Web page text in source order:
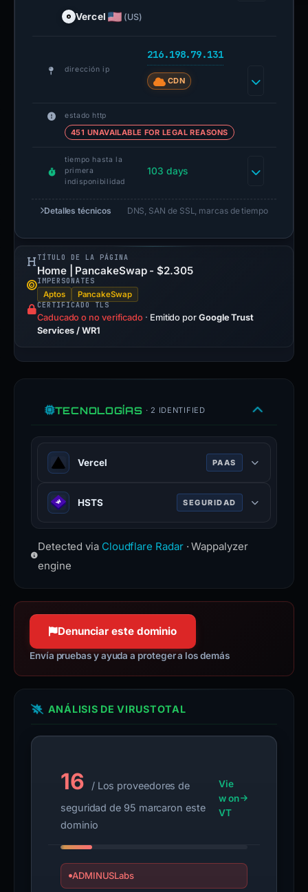
Vercel (US)
dirección ip
216.198.79.131
CDN
estado http
451 UNAVAILABLE FOR LEGAL REASONS
tiempo hasta la
primera
indisponibilidad
103 days
Detalles técnicos DNS, SAN de SSL, marcas de tiempo
TÍTULO DE LA PÁGINA
Home | PancakeSwap - $2.305
IMPERSONATES
Aptos PancakeSwap
CERTIFICADO TLS
Caducado o no verificado · Emitido por Google Trust
Services / WR1
TECNOLOGÍAS · 2 IDENTIFIED
Vercel PAAS
Vercel is a cloud platform for static
frontends and serverless functions.
vercel.com
100 % de confianza
HSTS SEGURIDAD
HTTP Strict Transport Security
(HSTS) informs browsers that the
www.rfc-editor.org
Detected via Cloudflare Radar· Wappalyzer
engine
Denunciar este dominio
Envía pruebas y ayuda a proteger a los demás
ANÁLISIS DE VIRUSTOTAL
16
/ Los proveedores de
seguridad de 95 marcaron este
dominio
Vie
w on
VT
ADMINUSLabs